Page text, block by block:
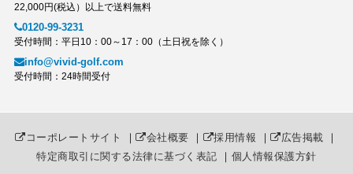
22,000円(税込）以上で送料無料
0120-99-3231
受付時間：平日10：00～17：00（土日祝を除く）
info@vivid-golf.com
受付時間：24時間受付
コーポレートサイト ｜ 会社概要 ｜ 採用情報 ｜ 広告掲載 ｜
特定商取引に関する法律に基づく表記 ｜ 個人情報保護方針